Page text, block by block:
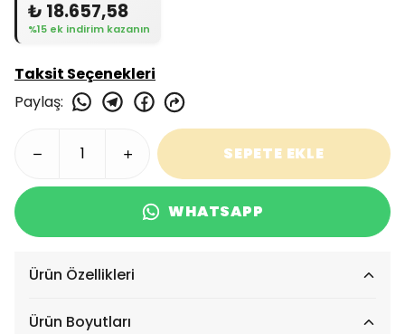
₺ 18.657,58
%15 ek indirim kazanın
Taksit Seçenekleri
Paylaş:
SEPETE EKLE
WHATSAPP
Ürün Özellikleri
Ürün Boyutları